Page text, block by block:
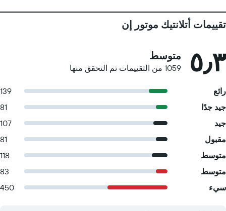
تقييمات أتلانتيك موتور إن
٥٫٣ متوسط
1059 من التقييمات تم التحقق منها
رائع
139
جيد جدًا
81
جيد
107
مقبول
81
متوسط
118
متوسط
83
سيء
450